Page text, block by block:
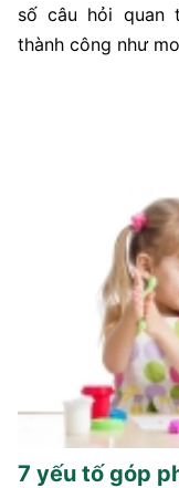
số câu hỏi quan
thành công như
7 yếu tố góp